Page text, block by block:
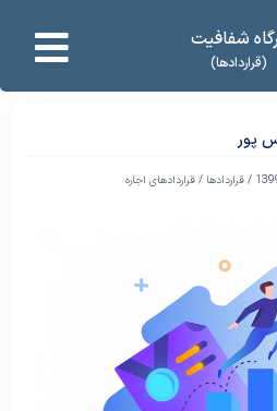
شفافیت
(قراردادها)
پور
/قراردادها /قراردادهای اجاره